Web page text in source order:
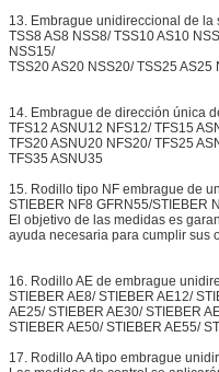
13. Embrague unidireccional de la
TSS8 AS8 NSS8/ TSS10 AS10
NSS15/
TSS20 AS20 NSS20/ TSS25
14. Embrague de dirección única
TFS12 ASNU12 NFS12/ TFS15
TFS20 ASNU20 NFS20/ TFS25
TFS35 ASNU35
15. Rodillo tipo NF embrague de
STIEBER NF8 GFRN55/STIEBER
El objetivo de las medidas es
ayuda necesaria para cumplir sus
16. Rodillo AE de embrague
STIEBER AE8/ STIEBER AE12/
AE25/ STIEBER AE30/ STIEBER
STIEBER AE50/ STIEBER AE55/
17. Rodillo AA tipo embrague